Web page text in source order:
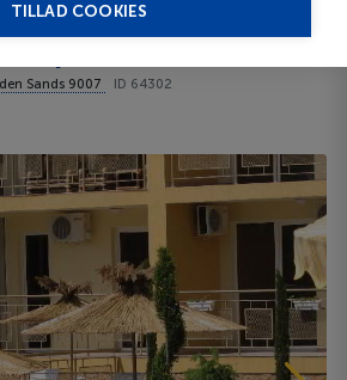
TILLAD COOKIES
Sands 9007 ID 64302